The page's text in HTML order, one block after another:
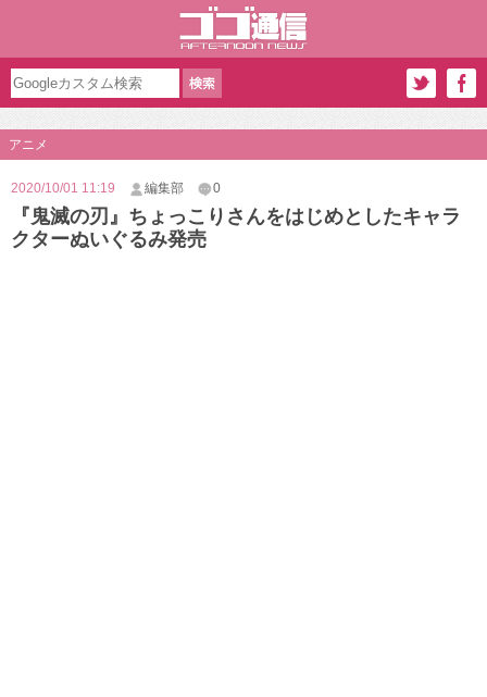
アニメ
2020/10/01 11:19 編集部 0
『鬼滅の刃』ちょっこりさんをはじめとしたキャラ
クターぬいぐるみ発売